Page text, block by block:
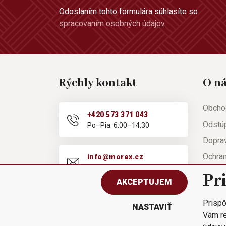
Odoslaním tohto formulára súhlasíte so
spracovaním osobných údajov.
Rýchly kontakt
+420 573 371 043
Po–Pia: 6:00–14:30
info@morex.cz
Po–Pia: 6:00–14:30
O
AKCEPTUJEM
NASTAVIŤ
Vám